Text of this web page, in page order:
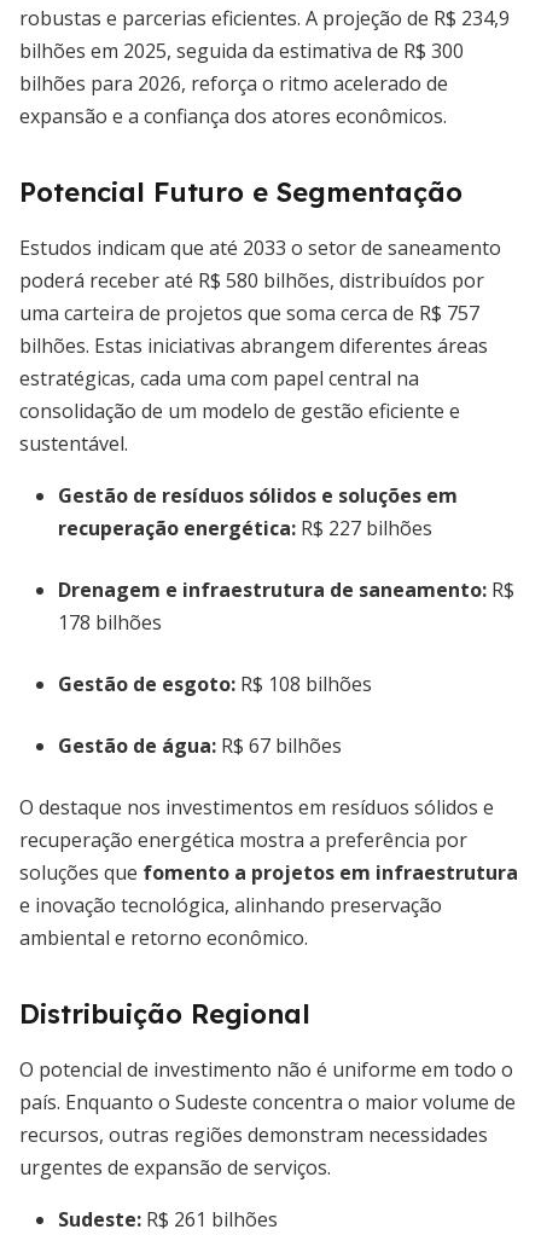
robustas e parcerias eficientes. A projeção de R$ 234,9
bilhões em 2025, seguida da estimativa de R$ 300
bilhões para 2026, reforça o ritmo acelerado de
expansão e a confiança dos atores econômicos.
Potencial Futuro e Segmentação
Estudos indicam que até 2033 o setor de saneamento
poderá receber até R$ 580 bilhões, distribuídos por
uma carteira de projetos que soma cerca de R$ 757
bilhões. Estas iniciativas abrangem diferentes áreas
estratégicas, cada uma com papel central na
consolidação de um modelo de gestão eficiente e
sustentável.
Gestão de resíduos sólidos e soluções em
recuperação energética: R$ 227 bilhões
Drenagem e infraestrutura de saneamento: R$
178 bilhões
Gestão de esgoto: R$ 108 bilhões
Gestão de água: R$ 67 bilhões
O destaque nos investimentos em resíduos sólidos e
recuperação energética mostra a preferência por
soluções que fomento a projetos em infraestrutura
e inovação tecnológica, alinhando preservação
ambiental e retorno econômico.
Distribuição Regional
O potencial de investimento não é uniforme em todo o
país. Enquanto o Sudeste concentra o maior volume de
recursos, outras regiões demonstram necessidades
urgentes de expansão de serviços.
Sudeste: R$ 261 bilhões